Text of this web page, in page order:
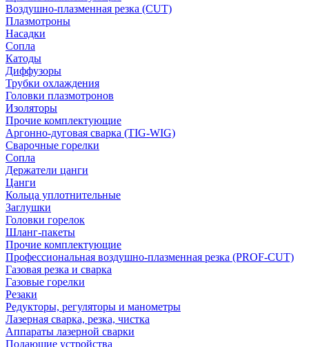
Воздушно-плазменная резка (CUT)
Плазмотроны
Насадки
Сопла
Катоды
Диффузоры
Трубки охлаждения
Головки плазмотронов
Изоляторы
Прочие комплектующие
Аргонно-дуговая сварка (TIG-WIG)
Сварочные горелки
Сопла
Держатели цанги
Цанги
Кольца уплотнительные
Заглушки
Головки горелок
Шланг-пакеты
Прочие комплектующие
Профессиональная воздушно-плазменная резка (PROF-CUT)
Газовая резка и сварка
Газовые горелки
Резаки
Редукторы, регуляторы и манометры
Лазерная сварка, резка, чистка
Аппараты лазерной сварки
Подающие устройства